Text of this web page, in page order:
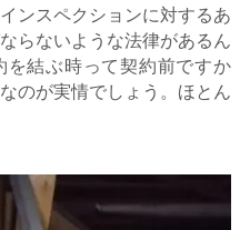
ンスペクションに対するあ
らないような法律があるん
結ぶ時って契約前ですか
のが実情でしょう。ほとん